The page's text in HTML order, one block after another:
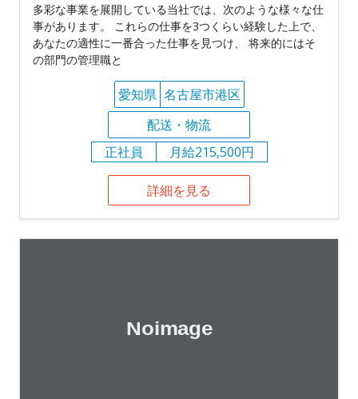
多彩な事業を展開している当社では、次のような様々な仕
事があります。 これらの仕事を3つくらい経験した上で、
あなたの適性に一番合った仕事を見つけ、 将来的にはそ
の部門の管理職と
愛知県 名古屋市港区
配送・物流
正社員
月給215,500円
詳細を見る